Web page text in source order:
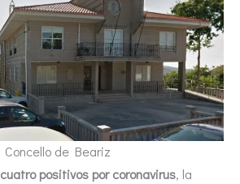
Concello de Beariz
cuatro positivos por coronavirus, la